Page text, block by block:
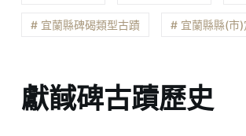
# 宜蘭縣碑碣類型古蹟 # 宜蘭縣縣(市)
獻馘碑古蹟歷史